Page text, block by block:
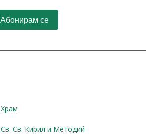
Храм
Св. Св. Кирил и Методий